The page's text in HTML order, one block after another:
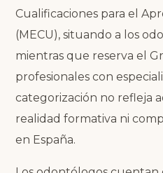
Cualificaciones para el
(MECU), situando a los
mientras que reserva el
profesionales con
categorización no refleja
realidad formativa ni
en España.